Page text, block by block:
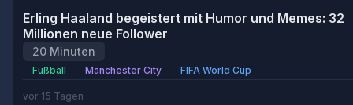
Erling Haaland begeistert mit Humor und Memes: 32
Millionen neue Follower
20 Minuten
Fußball Manchester City FIFA World Cup
vor 15 Tagen